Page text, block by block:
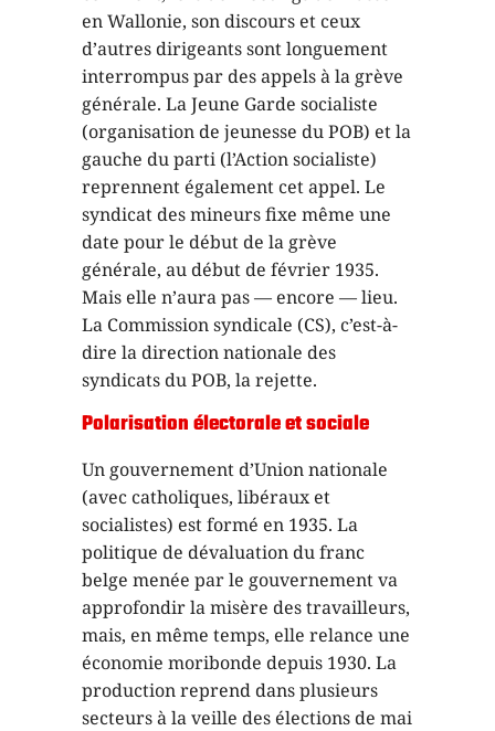
en Wallonie, son discours et ceux
d’autres dirigeants sont longuement
interrompus par des appels à la grève
générale. La Jeune Garde socialiste
(organisation de jeunesse du POB) et la
gauche du parti (l’Action socialiste)
reprennent également cet appel. Le
syndicat des mineurs fixe même une
date pour le début de la grève
générale, au début de février 1935.
Mais elle n’aura pas — encore — lieu.
La Commission syndicale (CS), c’est-à-
dire la direction nationale des
syndicats du POB, la rejette.
Polarisation électorale et sociale
Un gouvernement d’Union nationale
(avec catholiques, libéraux et
socialistes) est formé en 1935. La
politique de dévaluation du franc
belge menée par le gouvernement va
approfondir la misère des travailleurs,
mais, en même temps, elle relance une
économie moribonde depuis 1930. La
production reprend dans plusieurs
secteurs à la veille des élections de mai